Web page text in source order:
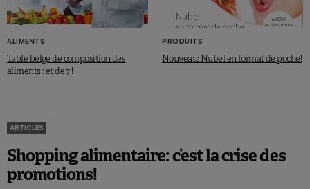
ALIMENTS
Table belge de composition des
aliments : et de 7 !
PRODUITS
Nouveau: Nubel en format de poche!
ARTICLES
Shopping alimentaire: c’est la crise des
promotions!